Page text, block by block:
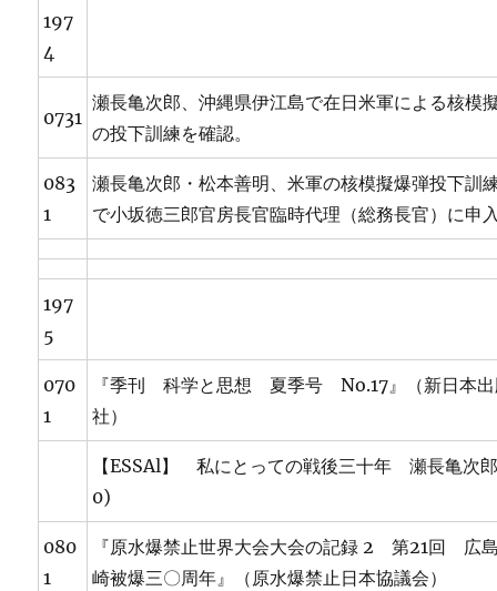
197
4
0731
瀬長亀次郎、沖縄県伊江島で在日米軍による核模
の投下訓練を確認。
083
1
瀬長亀次郎・松本善明、米軍の核模擬爆弾投下訓
で小坂徳三郎官房長官臨時代理（総務長官）に申
197
5
070
1
『季刊 科学と思想 夏季号 No.17』（新日本
社）
【ESSAl】 私にとっての戦後三十年 瀬長亀次
0)
080
1
『原水爆禁止世界大会大会の記録 2 第21回 広
崎被爆三〇周年』（原水爆禁止日本協議会）